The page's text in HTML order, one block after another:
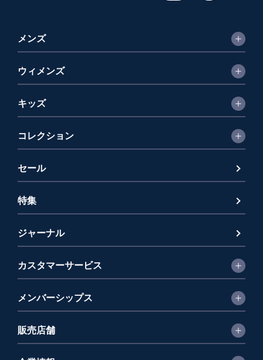
メンズ
ウィメンズ
キッズ
コレクション
セール
特集
ジャーナル
カスタマーサービス
メンバーシップス
販売店舗